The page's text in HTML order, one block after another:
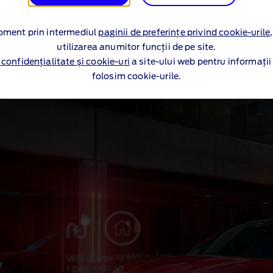
prin intermediul paginii de preferințe privind cookie-urile
utilizarea anumitor funcții de pe site.
confidențialitate și cookie-uri a site-ului web pentru informații
folosim cookie-urile.
geamurile, inainte sa‑ti legi sireturile. Pornirea de la
cu tine.